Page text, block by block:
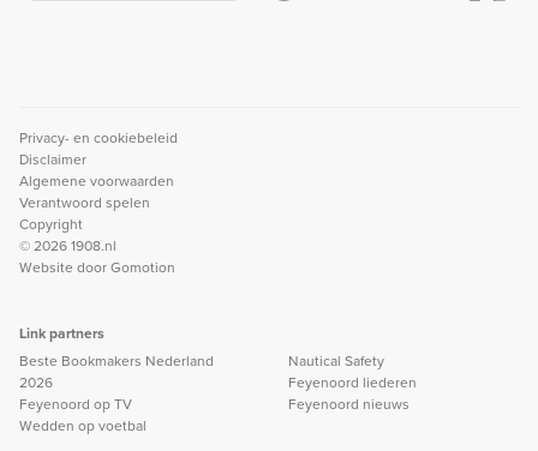
Privacy- en cookiebeleid
Disclaimer
Algemene voorwaarden
Verantwoord spelen
Copyright
© 2026 1908.nl
Website doorGomotion
Link partners
Beste Bookmakers Nederland
2026
Feyenoord op TV
Wedden op voetbal
Nautical Safety
Feyenoord liederen
Feyenoord nieuws